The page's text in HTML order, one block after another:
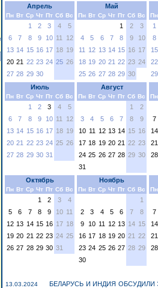
Апрель
Пн Вт Ср Чт Пт Сб Вс
1 2 3 4
5
6
7 8 9 10 11
12
13 14 15 16 17 18 19
20 21 22 23 24 25 26
27 28 29 30
Май
Пн Вт Ср Чт Пт Сб Вс
1 2
3
4
5 6 7 8 9
10
11
12 13 14 15 16 17
18 19 20 21 22 23 24
25 26 27 28 29 30
Пн
1
8
15
22
29
Июль
Пн Вт Ср Чт Пт Сб Вс
1 2 3 4
5
6
7 8 9 10 11
12
13 14 15 16 17 18 19
20 21 22 23 24 25 26
27 28 29 30 31
Август
Пн Вт Ср Чт Пт Сб Вс
1
2
3
4 5 6 7 8
9
10 11 12 13 14 15 16
17 18 19 20 21 22 23
24 25 26 27 28 29 30
31
Пн
7
14
21
28
Октябрь
Пн Вт Ср Чт Пт Сб Вс
1 2 3
4
5
6 7 8 9 10 11
12 13 14 15 16 17 18
19 20 21 22 23 24 25
26 27 28 29 30 31
Ноябрь
Пн Вт Ср Чт Пт Сб Вс
1
2
3 4 5 6 7
8
9
10 11 12 13 14 15
16 17 18 19 20 21 22
23 24 25 26 27 28 29
30
Пн
7
14
21
28
13.03.2024
БЕЛАРУСЬ И ИНДИЯ